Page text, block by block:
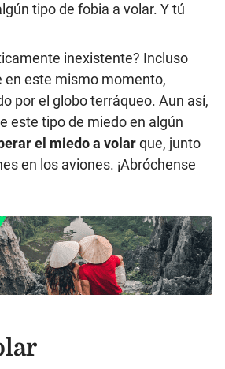
tipo de fobia a volar. Y tú
inexistente? Incluso
en este mismo momento,
por el globo terráqueo. Aun así,
este tipo de miedo en algún
el miedo a volarque, junto
en los aviones. ¡Abróchense